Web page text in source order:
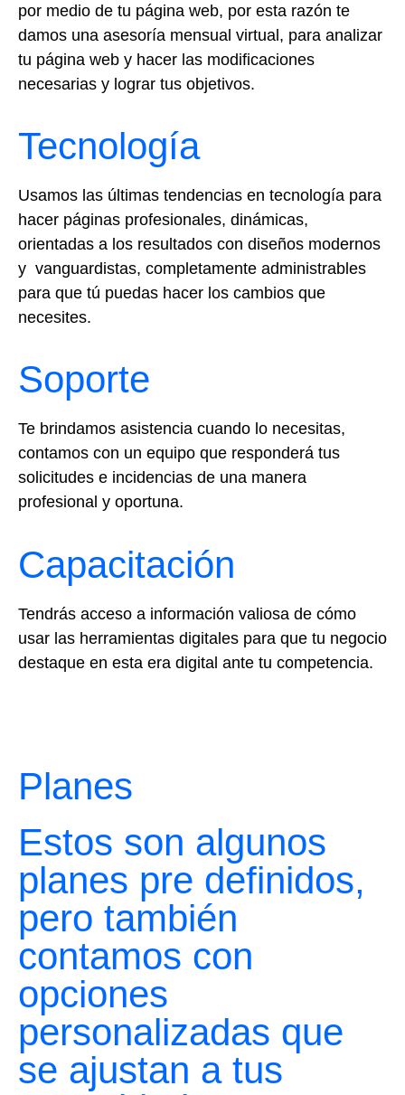
por medio de tu página web, por esta razón te
damos una asesoría mensual virtual, para analizar
tu página web y hacer las modificaciones
necesarias y lograr tus objetivos.
Tecnología
Usamos las últimas tendencias en tecnología para
hacer páginas profesionales, dinámicas,
orientadas a los resultados con diseños modernos
y vanguardistas, completamente administrables
para que tú puedas hacer los cambios que
necesites.
Soporte
Te brindamos asistencia cuando lo necesitas,
contamos con un equipo que responderá tus
solicitudes e incidencias de una manera
profesional y oportuna.
Capacitación
Tendrás acceso a información valiosa de cómo
usar las herramientas digitales para que tu negocio
destaque en esta era digital ante tu competencia.
Planes
Estos son algunos
planes pre definidos,
pero también
contamos con
opciones
personalizadas que
se ajustan a tus